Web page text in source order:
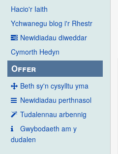
Hacio'r Iaith
Ychwanegu blog i'r Rhestr
Newidiadau diweddar
Cymorth Hedyn
Offer
Beth sy'n cysylltu yma
Newidiadau perthnasol
Tudalennau arbennig
Gwybodaeth am y
dudalen